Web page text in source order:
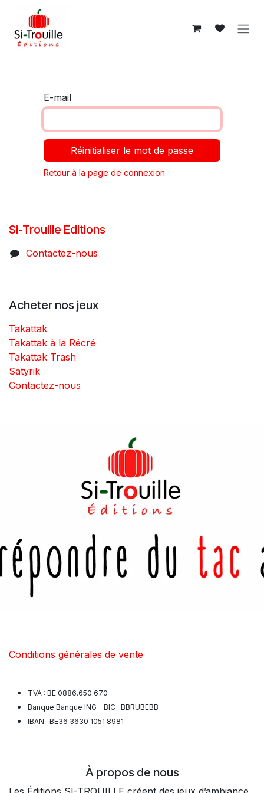
Se rendre au contenu
E-mail
Réinitialiser le mot de passe
Retour à la page de connexion
Si-Trouille Editions
Contactez-nous
Acheter nos jeux
Takattak
Takattak à la Récré
Takattak Trash
Satyrik
Contactez-nous
Conditions générales de vente
TVA : BE 0886.650.670
Banque Banque ING – BIC : BBRUBEBB
IBAN : BE36 3630 1051 8981
À propos de nous